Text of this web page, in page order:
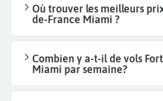
Où trouver les meilleurs
de-France Miami ?
Combien y a-t-il de vols
Miami par semaine?